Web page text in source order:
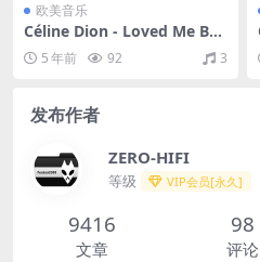
欧美音乐
Céline Dion - Loved Me Bac
k to Life（2013/FLAC/分轨/
359M）
5 年前 92 3
发布作者
ZERO-HIFI
等级 VIP会员[永久]
9416
文章
98
评论